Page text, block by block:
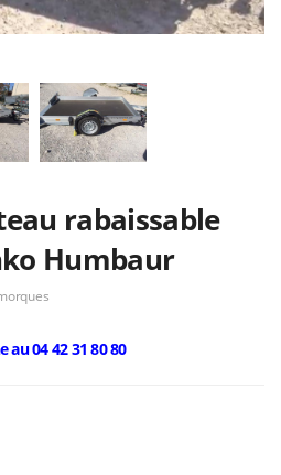
Remorque
chien avec capot
600,00€
A352S
8 044,00€
rabaissable
Humbaur
04 42 31 80 80